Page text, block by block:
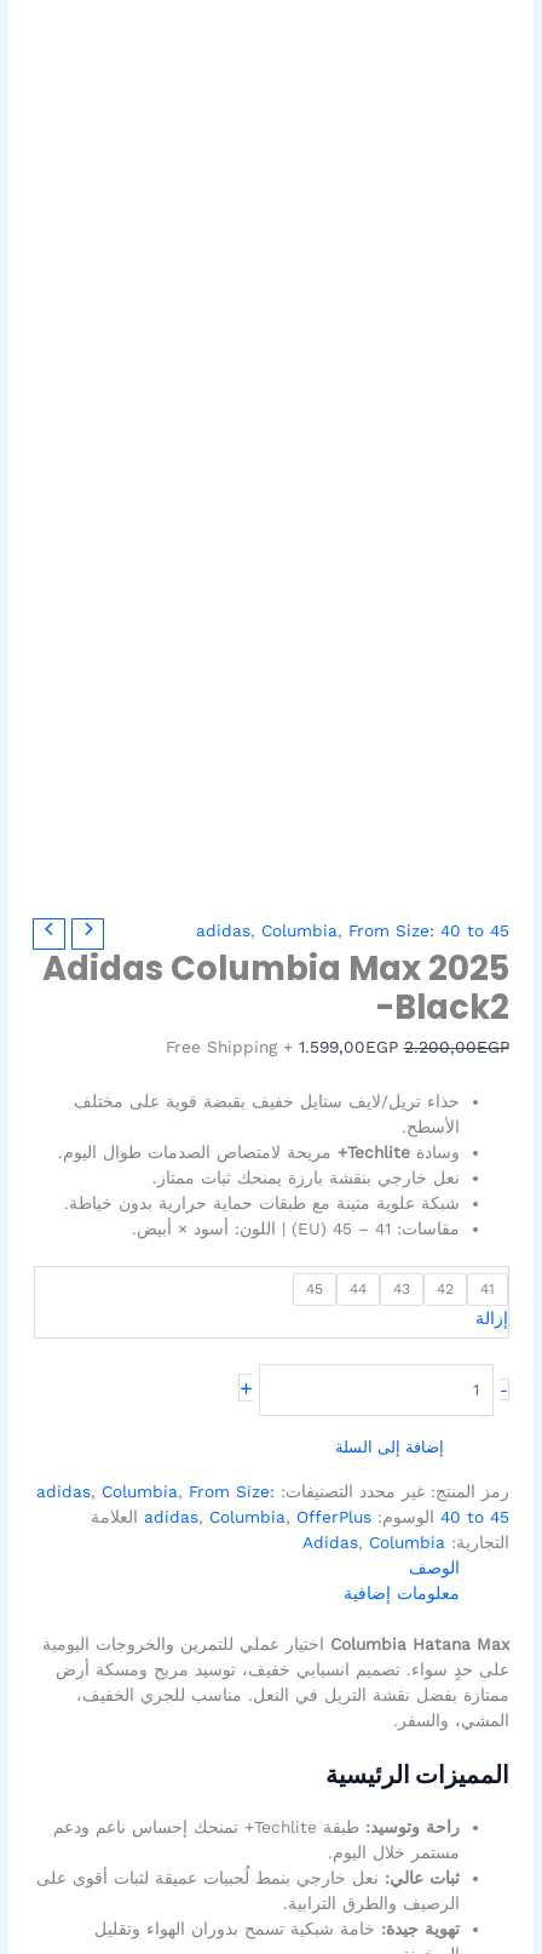
adidas, Columbia, From Size: 40 to 45
Adidas Columbia Max 2025
-Black2
2.200,00EGP
السعر
الأصلي
هو:
2.200,00EGP.
1.599,00EGP
السعر
الحالي
هو:
+ Free Shipping
حذاء تريل/لايف ستايل خفيف بقبضة قوية على مختلف
الأسطح.
وسادةTechlite+
مريحة لامتصاص الصدمات طوال اليوم.
نعل خارجي بنقشة بارزة يمنحك ثبات ممتاز.
شبكة علوية متينة مع طبقات حماية حرارية بدون خياطة.
مقاسات: 41 – 45 (EU) | اللون: أسود × أبيض.
41
42
43
44
45
إزالة
-
كمية
Adidas
Columbia
Max
-
+
إضافة إلى السلة
رمز المنتج:غير محدد التصنيفات: adidas, Columbia, From Size:
40 to 45 الوسوم: adidas, Columbia, OfferPlus
العلامة
التجارية:
Adidas, Columbia
الوصف
معلومات إضافية
Columbia Hatana Max اختيار عملي للتمرين والخروجات اليومية
على حدٍ سواء. تصميم انسيابي خفيف، توسيد مريح ومسكة أرض
ممتازة بفضل نقشة التريل في النعل. مناسب للجري الخفيف،
المشي، والسفر.
المميزات الرئيسية
راحة وتوسيد:
طبقة Techlite+ تمنحك إحساس ناعم ودعم
مستمر خلال اليوم.
ثبات عالي: نعل خارجي بنمط لُحبيات عميقة لثبات أقوى على
الرصيف والطرق الترابية.
تهوية جيدة: خامة شبكية تسمح بدوران الهواء وتقليل